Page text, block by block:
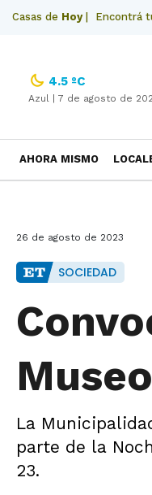
Casas de Hoy| Encontrá
4.5 ºC
Azul | 7 de agosto de
AHORA MISMO
26 de agosto de 2023
SOCIEDAD
La
parte de la
23.